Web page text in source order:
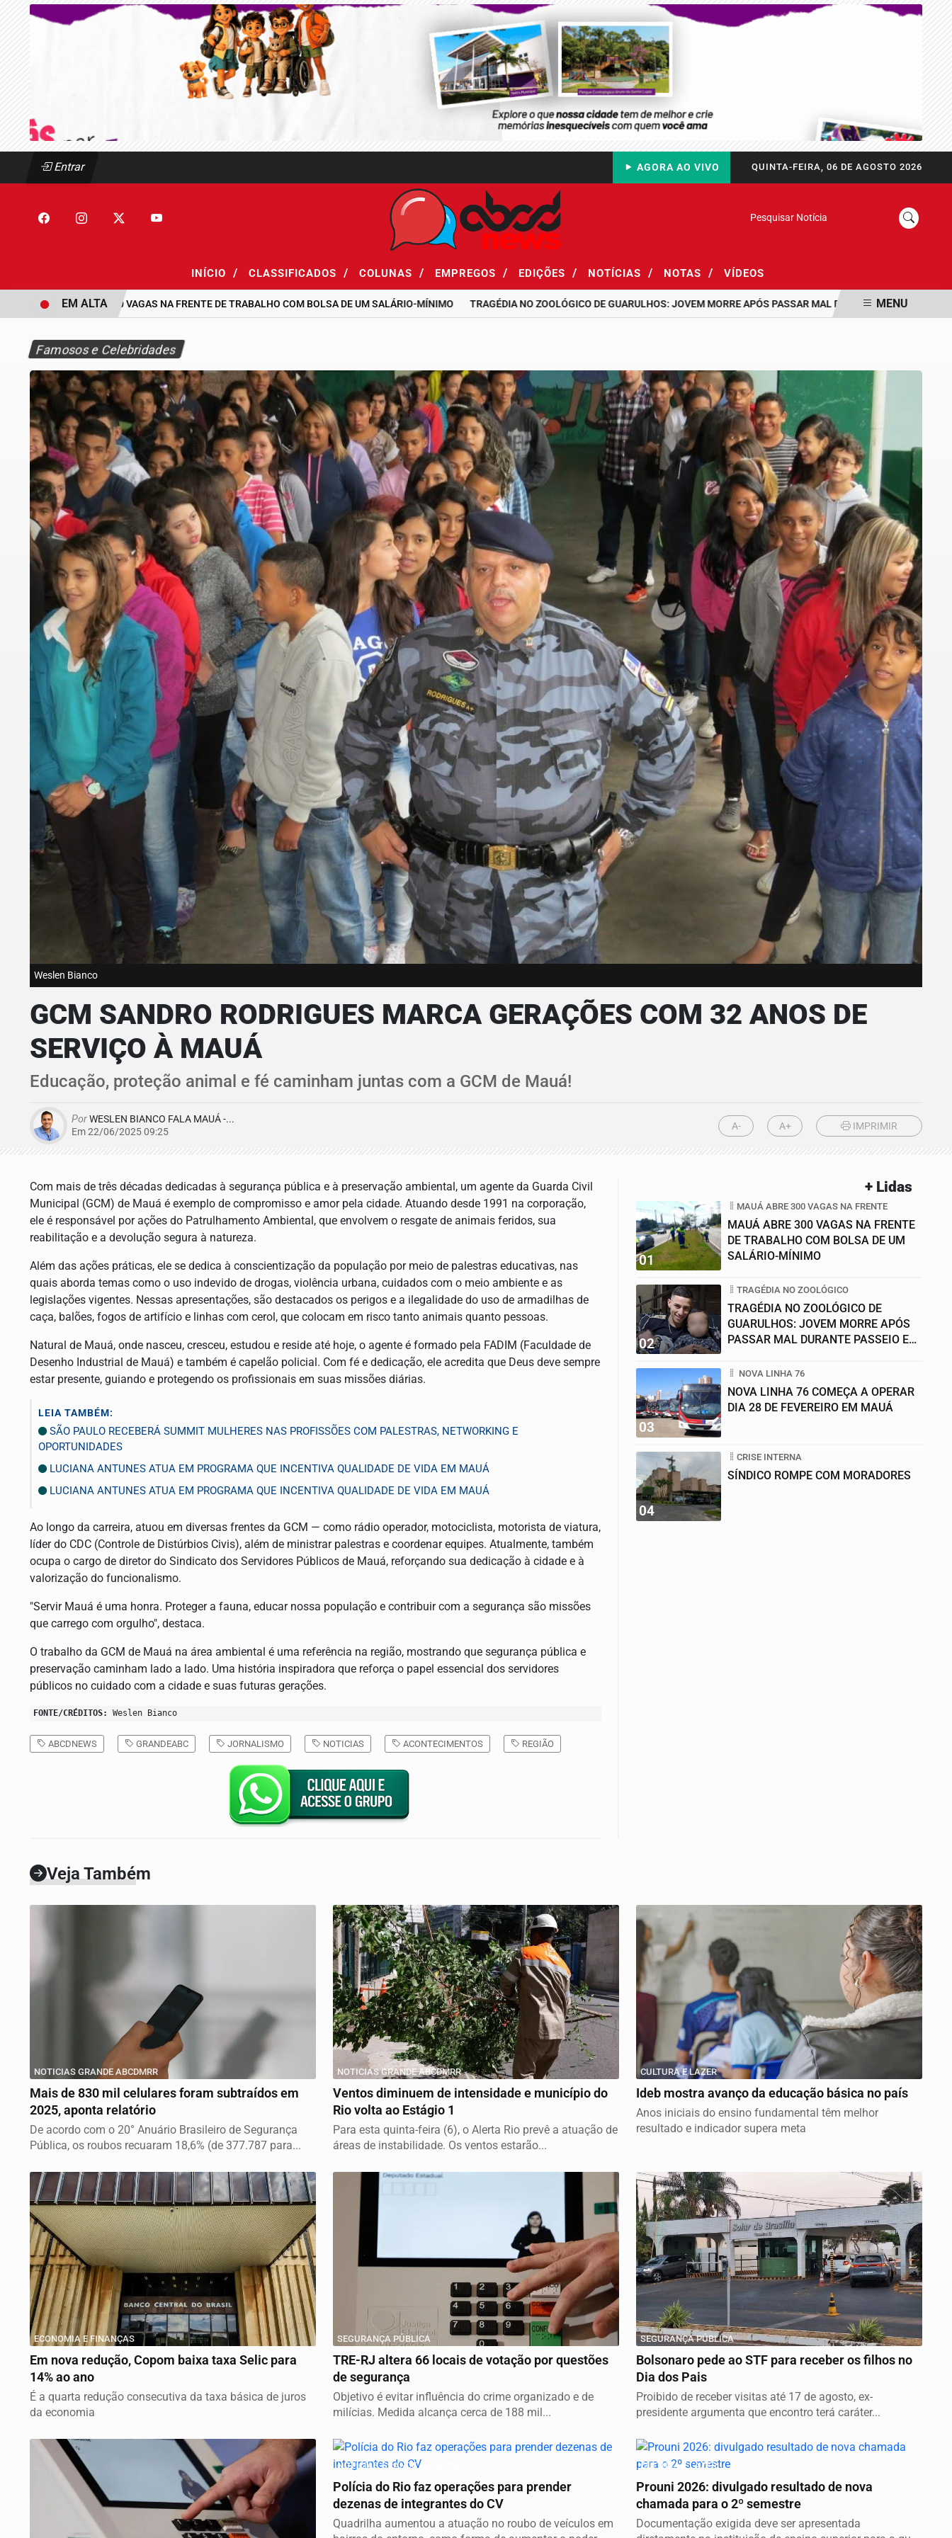
Entrar QUINTA-FEIRA, 06 DE AGOSTO 2026
AGORA AO VIVO
Pesquisar Notícia
INÍCIO / CLASSIFICADOS / COLUNAS / EMPREGOS / EDIÇÕES / NOTÍCIAS / NOTAS / VÍDEOS
MAUÁ ABRE 300 VAGAS NA FRENTE DE TRABALHO COM BOLSA DE UM SALÁRIO-MÍNIMO TRAGÉDIA NO ZOOLÓGICO DE GUARULHOS: JOVEM MORRE APÓS PASSAR MAL DURANTE PASSEIO EM FAMÍLIA
EM ALTA MENU
Famosos e Celebridades
Weslen Bianco
GCM SANDRO RODRIGUES MARCA GERAÇÕES COM 32 ANOS DE
SERVIÇO À MAUÁ
Educação, proteção animal e fé caminham juntas com a GCM de Mauá!
PorWESLEN BIANCO FALA MAUÁ -...
Em 22/06/2025 09:25
A- A+ IMPRIMIR
Com mais de três décadas dedicadas à segurança pública e à preservação ambiental, um agente da Guarda Civil
Municipal (GCM) de Mauá é exemplo de compromisso e amor pela cidade. Atuando desde 1991 na corporação,
ele é responsável por ações do Patrulhamento Ambiental, que envolvem o resgate de animais feridos, sua
reabilitação e a devolução segura à natureza.
Além das ações práticas, ele se dedica à conscientização da população por meio de palestras educativas, nas
quais aborda temas como o uso indevido de drogas, violência urbana, cuidados com o meio ambiente e as
legislações vigentes. Nessas apresentações, são destacados os perigos e a ilegalidade do uso de armadilhas de
caça, balões, fogos de artifício e linhas com cerol, que colocam em risco tanto animais quanto pessoas.
Natural de Mauá, onde nasceu, cresceu, estudou e reside até hoje, o agente é formado pela FADIM (Faculdade de
Desenho Industrial de Mauá) e também é capelão policial. Com fé e dedicação, ele acredita que Deus deve sempre
estar presente, guiando e protegendo os profissionais em suas missões diárias.
LEIA TAMBÉM:
SÃO PAULO RECEBERÁ SUMMIT MULHERES NAS PROFISSÕES COM PALESTRAS, NETWORKING E
OPORTUNIDADES
LUCIANA ANTUNES ATUA EM PROGRAMA QUE INCENTIVA QUALIDADE DE VIDA EM MAUÁ
LUCIANA ANTUNES ATUA EM PROGRAMA QUE INCENTIVA QUALIDADE DE VIDA EM MAUÁ
Ao longo da carreira, atuou em diversas frentes da GCM — como rádio operador, motociclista, motorista de viatura,
líder do CDC (Controle de Distúrbios Civis), além de ministrar palestras e coordenar equipes. Atualmente, também
ocupa o cargo de diretor do Sindicato dos Servidores Públicos de Mauá, reforçando sua dedicação à cidade e à
valorização do funcionalismo.
"Servir Mauá é uma honra. Proteger a fauna, educar nossa população e contribuir com a segurança são missões
que carrego com orgulho", destaca.
O trabalho da GCM de Mauá na área ambiental é uma referência na região, mostrando que segurança pública e
preservação caminham lado a lado. Uma história inspiradora que reforça o papel essencial dos servidores
públicos no cuidado com a cidade e suas futuras gerações.
FONTE/CRÉDITOS: Weslen Bianco
ABCDNEWS GRANDEABC JORNALISMO NOTICIAS ACONTECIMENTOS REGIÃO
+ Lidas
01
MAUÁ ABRE 300 VAGAS NA FRENTE
MAUÁ ABRE 300 VAGAS NA FRENTE
DE TRABALHO COM BOLSA DE UM
SALÁRIO-MÍNIMO
02
TRAGÉDIA NO ZOOLÓGICO
TRAGÉDIA NO ZOOLÓGICO DE
GUARULHOS: JOVEM MORRE APÓS
PASSAR MAL DURANTE PASSEIO EM
03
NOVA LINHA 76
NOVA LINHA 76 COMEÇA A OPERAR
DIA 28 DE FEVEREIRO EM MAUÁ
04
CRISE INTERNA
SÍNDICO ROMPE COM MORADORES
Veja Também
NOTICIAS GRANDE ABCDMRR
Mais de 830 mil celulares foram subtraídos em
2025, aponta relatório
De acordo com o 20° Anuário Brasileiro de Segurança
Pública, os roubos recuaram 18,6% (de 377.787 para...
NOTICIAS GRANDE ABCDMRR
Ventos diminuem de intensidade e município do
Rio volta ao Estágio 1
Para esta quinta-feira (6), o Alerta Rio prevê a atuação de
áreas de instabilidade. Os ventos estarão...
CULTURA E LAZER
Ideb mostra avanço da educação básica no país
Anos iniciais do ensino fundamental têm melhor
resultado e indicador supera meta
ECONOMIA E FINANÇAS
Em nova redução, Copom baixa taxa Selic para
14% ao ano
É a quarta redução consecutiva da taxa básica de juros
da economia
SEGURANÇA PÚBLICA
TRE-RJ altera 66 locais de votação por questões
de segurança
Objetivo é evitar influência do crime organizado e de
milícias. Medida alcança cerca de 188 mil...
SEGURANÇA PÚBLICA
Bolsonaro pede ao STF para receber os filhos no
Dia dos Pais
Proibido de receber visitas até 17 de agosto, ex-
presidente argumenta que encontro terá caráter...
NOTICIAS GRANDE ABCDMRR
Polícia do Rio faz operações para prender
dezenas de integrantes do CV
Quadrilha aumentou a atuação no roubo de veículos em
CULTURA E LAZER
Prouni 2026: divulgado resultado de nova
chamada para o 2º semestre
Documentação exigida deve ser apresentada